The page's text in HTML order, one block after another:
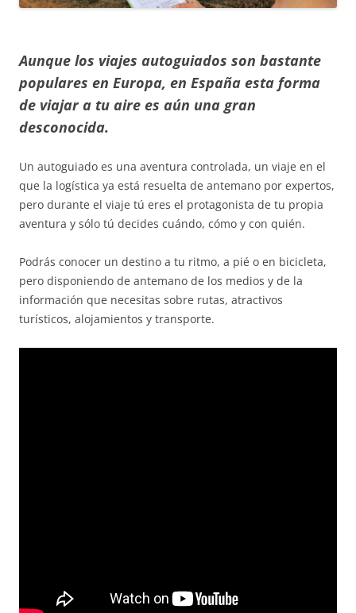
Aunque los viajes autoguiados son bastante
populares en Europa, en España esta forma
de viajar a tu aire es aún una gran
desconocida.
Un autoguiado es una aventura controlada, un viaje en el
que la logística ya está resuelta de antemano por expertos,
pero durante el viaje tú eres el protagonista de tu propia
aventura y sólo tú decides cuándo, cómo y con quién.
Podrás conocer un destino a tu ritmo, a pié o en bicicleta,
pero disponiendo de antemano de los medios y de la
información que necesitas sobre rutas, atractivos
turísticos, alojamientos y transporte.